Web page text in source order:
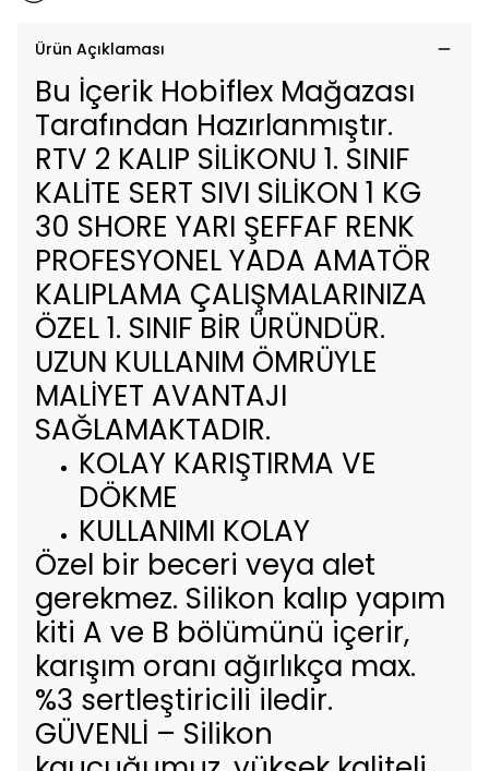
Ürün Açıklaması
Bu İçerik Hobiflex Mağazası
Tarafından Hazırlanmıştır.
RTV 2 KALIP SİLİKONU 1. SINIF
KALİTE SERT SIVI SİLİKON 1 KG
30 SHORE YARI ŞEFFAF RENK
PROFESYONEL YADA AMATÖR
KALIPLAMA ÇALIŞMALARINIZA
ÖZEL 1. SINIF BİR ÜRÜNDÜR.
UZUN KULLANIM ÖMRÜYLE
MALİYET AVANTAJI
SAĞLAMAKTADIR.
KOLAY KARIŞTIRMA VE
DÖKME
KULLANIMI KOLAY
Özel bir beceri veya alet
gerekmez. Silikon kalıp yapım
kiti A ve B bölümünü içerir,
karışım oranı ağırlıkça max.
%3 sertleştiricili iledir.
GÜVENLİ – Silikon